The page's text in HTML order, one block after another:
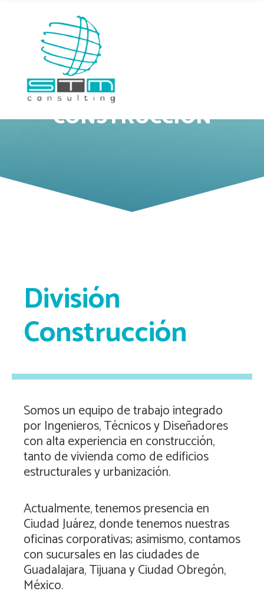
CONSTRUCCIÓN
División
Construcción
Somos un equipo de trabajo integrado
por Ingenieros, Técnicos y Diseñadores
con alta experiencia en construcción,
tanto de vivienda como de edificios
estructurales y urbanización.
Actualmente, tenemos presencia en
Ciudad Juárez, donde tenemos nuestras
oficinas corporativas; asimismo, contamos
con sucursales en las ciudades de
Guadalajara, Tijuana y Ciudad Obregón,
México.